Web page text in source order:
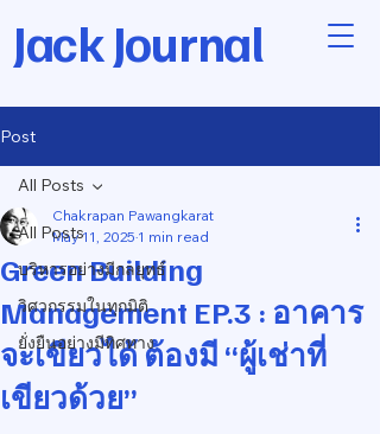
Jack Journal
Post
All Posts
บริหารอย่างมีกลยุทธ์
วิศวกรรมในทุกมิติ
ยั่งยืนอย่างมีทิศทาง
All Posts
Green Building
Management EP.3 : อาคาร
จะเขียวได้ ต้องมี “ผู้เช่าที่
เขียวด้วย”
Chakrapan Pawangkarat
May 11, 2025 1 min read